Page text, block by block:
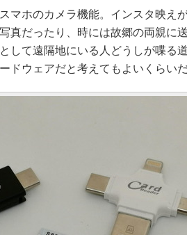
マホのカメラ機能。インスタ映え
真だったり、時には故郷の両親に
して遠隔地にいる人どうしが喋る
ドウェアだと考えてもよいくらいだ